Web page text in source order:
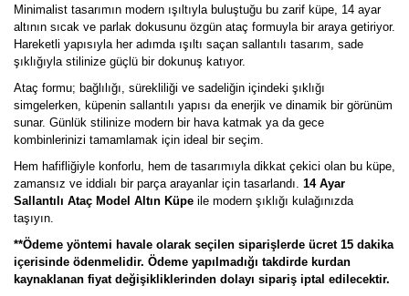
Minimalist tasarımın modern ışıltıyla buluştuğu bu zarif küpe, 14 ayar
altının sıcak ve parlak dokusunu özgün ataç formuyla bir araya getiriyor.
Hareketli yapısıyla her adımda ışıltı saçan sallantılı tasarım, sade
şıklığıyla stilinize güçlü bir dokunuş katıyor.
Ataç formu; bağlılığı, sürekliliği ve sadeliğin içindeki şıklığı
simgelerken, küpenin sallantılı yapısı da enerjik ve dinamik bir görünüm
sunar. Günlük stilinize modern bir hava katmak ya da gece
kombinlerinizi tamamlamak için ideal bir seçim.
Hem hafifliğiyle konforlu, hem de tasarımıyla dikkat çekici olan bu küpe,
zamansız ve iddialı bir parça arayanlar için tasarlandı. 14 Ayar
Sallantılı Ataç Model Altın Küpe ile modern şıklığı kulağınızda
taşıyın.
**Ödeme yöntemi havale olarak seçilen siparişlerde ücret 15 dakika
içerisinde ödenmelidir. Ödeme yapılmadığı takdirde kurdan
kaynaklanan fiyat değişikliklerinden dolayı sipariş iptal edilecektir.